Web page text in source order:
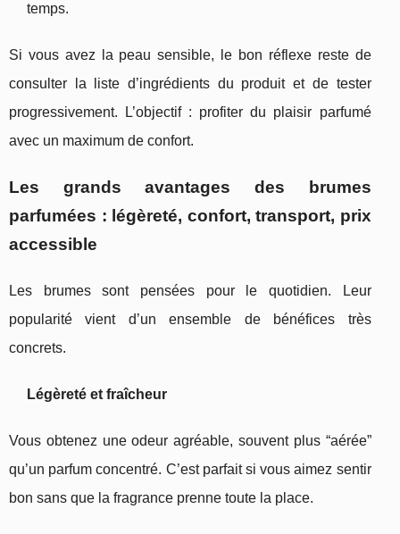
temps.
Si vous avez la peau sensible, le bon réflexe reste de
consulter la liste d’ingrédients du produit et de tester
progressivement. L’objectif : profiter du plaisir parfumé
avec un maximum de confort.
Les grands avantages des brumes
parfumées : légèreté, confort, transport, prix
accessible
Les brumes sont pensées pour le quotidien. Leur
popularité vient d’un ensemble de bénéfices très
concrets.
Légèreté et fraîcheur
Vous obtenez une odeur agréable, souvent plus “aérée”
qu’un parfum concentré. C’est parfait si vous aimez sentir
bon sans que la fragrance prenne toute la place.